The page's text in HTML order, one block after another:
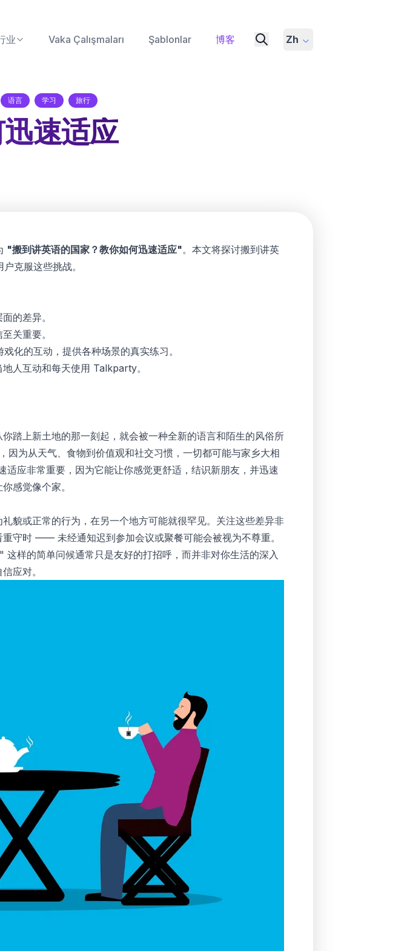
业 Vaka Çalışmaları Şablonlar 博客 Zh
语言 学习 旅行
速适应
"搬到讲英语的国家？教你如何迅速适应"。本文将探讨搬到讲英
克服这些挑战。
的差异。
关重要。
化的互动，提供各种场景的真实练习。
人互动和每天使用 Talkparty。
踏上新土地的那一刻起，就会被一种全新的语言和陌生的风俗所
为从天气、食物到价值观和社交习惯，一切都可能与家乡大相
适应非常重要，因为它能让你感觉更舒适，结识新朋友，并迅速
感觉像个家。
貌或正常的行为，在另一个地方可能就很罕见。关注这些差异非
守时 —— 未经通知迟到参加会议或聚餐可能会被视为不尊重。
样的简单问候通常只是友好的打招呼，而并非对你生活的深入
应对。